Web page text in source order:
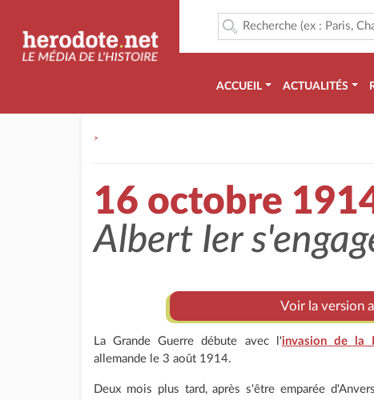
ACCUEIL ACTUALITÉS
>
16 octobre
Albert Ier
Voir la version
La Grande Guerre débute avec l'invasion de la
allemande le 3 août 1914.
Deux mois plus tard, après s'être emparée